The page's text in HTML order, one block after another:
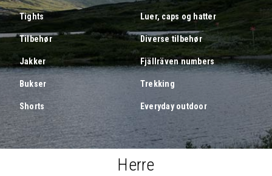
Tights
Tilbehør
Jakker
Bukser
Shorts
Luer, caps og hatter
Diverse tilbehør
Fjällräven numbers
Trekking
Everyday outdoor
Herre